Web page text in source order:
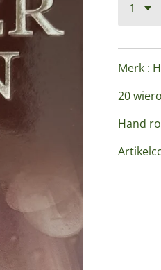
Merk :
20
Hand